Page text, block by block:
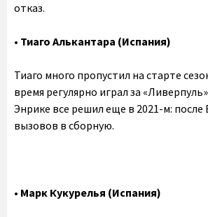
отказ.
• Тиаго Алькантара (Испания)
Тиаго много пропустил на старте
время регулярно играл за
Энрике все решил еще в 2021-м: после
вызовов в сборную.
• Марк Кукурелья (Испания)